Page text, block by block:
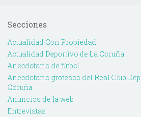
Secciones
Actualidad Con Propiedad
Actualidad Deportivo de La Coruña
Anecdotario de fútbol
Anecdotario grotesco del Real Club
Coruña
Anuncios de la web
Entrevistas